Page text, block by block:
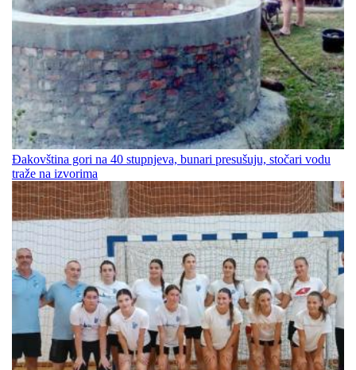
Đakovština gori na 40 stupnjeva, bunari presušuju, stočari vodu
traže na izvorima